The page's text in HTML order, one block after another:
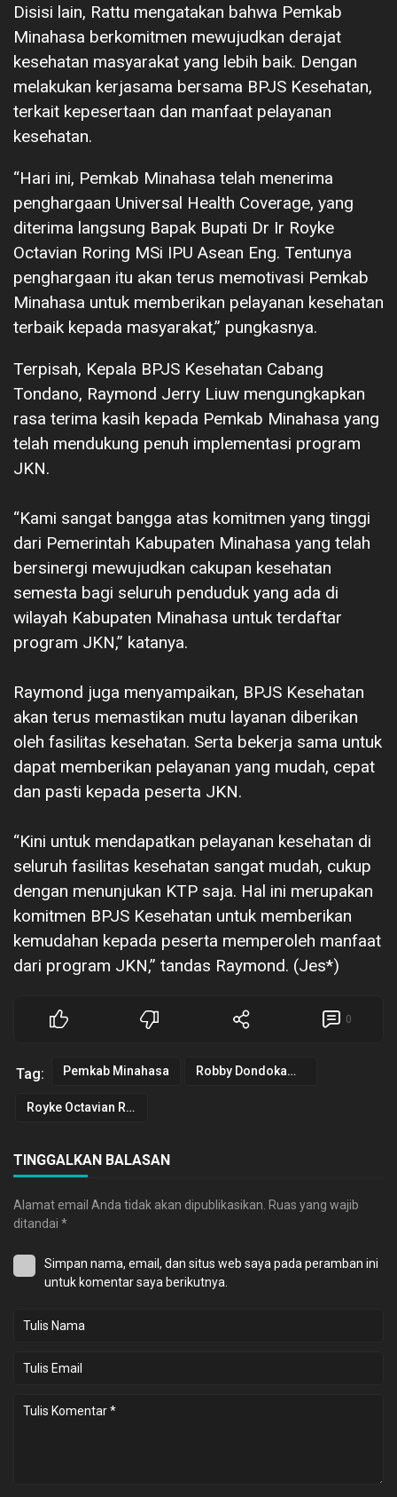
Disisi lain, Rattu mengatakan bahwa Pemkab
Minahasa berkomitmen mewujudkan derajat
kesehatan masyarakat yang lebih baik. Dengan
melakukan kerjasama bersama BPJS Kesehatan,
terkait kepesertaan dan manfaat pelayanan
kesehatan.
“Hari ini, Pemkab Minahasa telah menerima
penghargaan Universal Health Coverage, yang
diterima langsung Bapak Bupati Dr Ir Royke
Octavian Roring MSi IPU Asean Eng. Tentunya
penghargaan itu akan terus memotivasi Pemkab
Minahasa untuk memberikan pelayanan kesehatan
terbaik kepada masyarakat,” pungkasnya.
Terpisah, Kepala BPJS Kesehatan Cabang
Tondano, Raymond Jerry Liuw mengungkapkan
rasa terima kasih kepada Pemkab Minahasa yang
telah mendukung penuh implementasi program
JKN.
“Kami sangat bangga atas komitmen yang tinggi
dari Pemerintah Kabupaten Minahasa yang telah
bersinergi mewujudkan cakupan kesehatan
semesta bagi seluruh penduduk yang ada di
wilayah Kabupaten Minahasa untuk terdaftar
program JKN,” katanya.
Raymond juga menyampaikan, BPJS Kesehatan
akan terus memastikan mutu layanan diberikan
oleh fasilitas kesehatan. Serta bekerja sama untuk
dapat memberikan pelayanan yang mudah, cepat
dan pasti kepada peserta JKN.
“Kini untuk mendapatkan pelayanan kesehatan di
seluruh fasilitas kesehatan sangat mudah, cukup
dengan menunjukan KTP saja. Hal ini merupakan
komitmen BPJS Kesehatan untuk memberikan
kemudahan kepada peserta memperoleh manfaat
dari program JKN,” tandas Raymond. (Jes*)
0
Tag: Pemkab Minahasa Robby Dondokambey
Royke Octavian Roring
TINGGALKAN BALASAN
Alamat email Anda tidak akan dipublikasikan. Ruas yang wajib
ditandai *
Simpan nama, email, dan situs web saya pada peramban ini
untuk komentar saya berikutnya.